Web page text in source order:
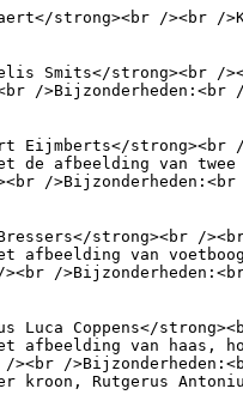
strong><br /><br /
Smits</strong><br /
><br /
Eijmberts</
de afbeelding van twee
/><br /
strong><br /
afbeelding van
/><br /
Luca Coppens</
afbeelding van haas,
/><br /
kroon, Rutgerus